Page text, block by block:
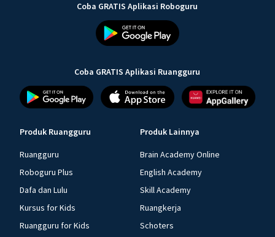
Coba GRATIS Aplikasi Roboguru
Coba GRATIS Aplikasi Ruangguru
Produk Ruangguru
Ruangguru
Roboguru Plus
Dafa dan Lulu
Kursus for Kids
Ruangguru for Kids
Produk Lainnya
Brain Academy Online
English Academy
Skill Academy
Ruangkerja
Schoters